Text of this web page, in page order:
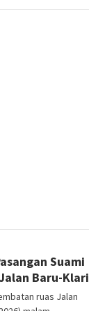
Suami
Baru-Klari
ruas Jalan